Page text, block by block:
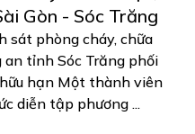
Gòn - Sóc Trăng
sát phòng cháy, chữa
an tỉnh Sóc Trăng phối
hạn Một thành viên
diễn tập phương ...